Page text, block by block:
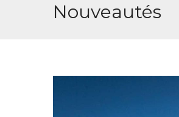
Nouveautés